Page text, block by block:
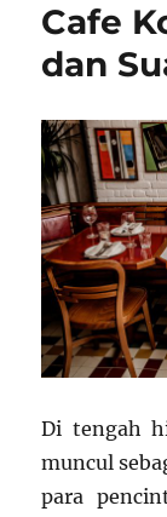
Cafe
dan
Di tengah
muncul
para